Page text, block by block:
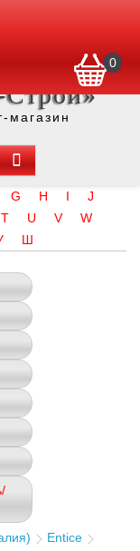
0
магазин
G H I
J
T U V
W
Ш
Entice